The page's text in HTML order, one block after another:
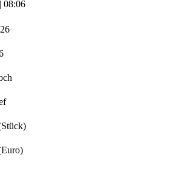
08:06